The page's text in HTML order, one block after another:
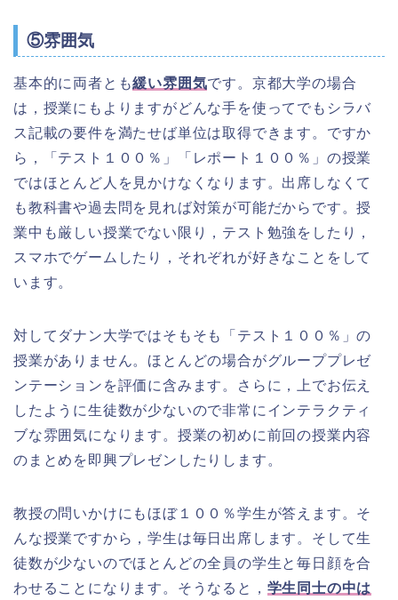
⑤雰囲気
基本的に両者とも緩い雰囲気です。京都大学の場合
は，授業にもよりますがどんな手を使ってでもシラバ
ス記載の要件を満たせば単位は取得できます。ですか
ら，「テスト１００％」「レポート１００％」の授業
ではほとんど人を見かけなくなります。出席しなくて
も教科書や過去問を見れば対策が可能だからです。授
業中も厳しい授業でない限り，テスト勉強をしたり，
スマホでゲームしたり，それぞれが好きなことをして
います。
対してダナン大学ではそもそも「テスト１００％」の
授業がありません。ほとんどの場合がグループプレゼ
ンテーションを評価に含みます。さらに，上でお伝え
したように生徒数が少ないので非常にインテラクティ
ブな雰囲気になります。授業の初めに前回の授業内容
のまとめを即興プレゼンしたりします。
教授の問いかけにもほぼ１００％学生が答えます。そ
んな授業ですから，学生は毎日出席します。そして生
徒数が少ないのでほとんどの全員の学生と毎日顔を合
わせることになります。そうなると， 学生同士の中は